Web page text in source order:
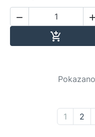
 

1 2